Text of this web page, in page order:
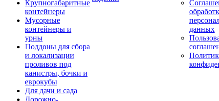
Крупногабаритные
контейнеры
Мусорные
контейнеры и
урны
Поддоны для сбора
и локализации
проливов под
канистры, бочки и
еврокубы
Для дачи и сада
Дорожно-
данных